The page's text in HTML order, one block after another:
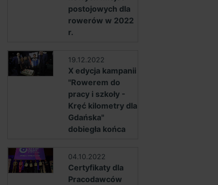
postojowych dla
rowerów w 2022
r.
19.12.2022
X edycja kampanii
"Rowerem do
pracy i szkoły -
Kręć kilometry dla
Gdańska"
dobiegła końca
04.10.2022
Certyfikaty dla
Pracodawców